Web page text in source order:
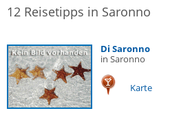
12 Reisetipps in Saronno
Di Saronno
in Saronno
Karte